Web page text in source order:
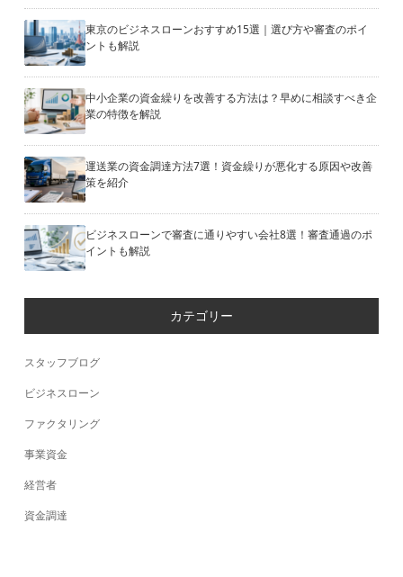
東京のビジネスローンおすすめ15選｜選び方や審査のポイ
ントも解説
中小企業の資金繰りを改善する方法は？早めに相談すべき企
業の特徴を解説
運送業の資金調達方法7選！資金繰りが悪化する原因や改善
策を紹介
ビジネスローンで審査に通りやすい会社8選！審査通過のポ
イントも解説
カテゴリー
スタッフブログ
ビジネスローン
ファクタリング
事業資金
経営者
資金調達